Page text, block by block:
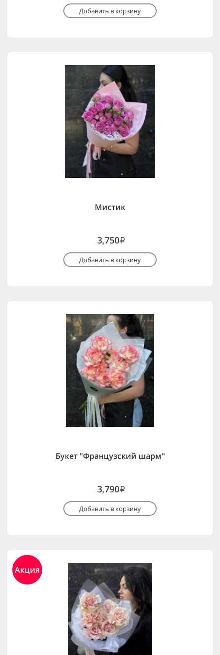
Добавить в корзину
Мистик
3,750i
Добавить в корзину
Букет "Французский шарм"
3,790i
Добавить в корзину
Акция